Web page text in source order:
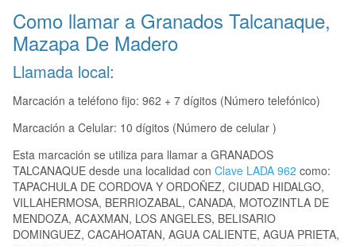
Como llamar a Granados Talcanaque,
Mazapa De Madero
Llamada local:
Marcación a teléfono fijo: 962 + 7 dígitos (Número telefónico)
Marcación a Celular: 10 dígitos (Número de celular )
Esta marcación se utiliza para llamar a GRANADOS
TALCANAQUE desde una localidad con Clave LADA 962 como:
TAPACHULA DE CORDOVA Y ORDOÑEZ, CIUDAD HIDALGO,
VILLAHERMOSA, BERRIOZABAL, CANADA, MOTOZINTLA DE
MENDOZA, ACAXMAN, LOS ANGELES, BELISARIO
DOMINGUEZ, CACAHOATAN, AGUA CALIENTE, AGUA PRIETA,